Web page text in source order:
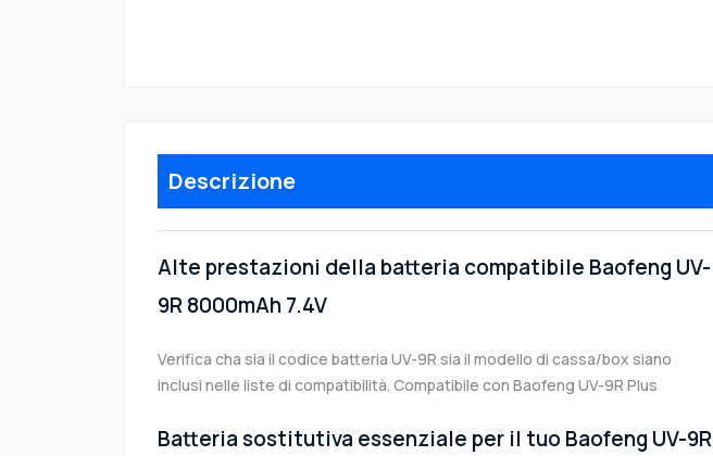
Descrizione
Alte prestazioni della batteria compatibile Baofeng UV-
9R 8000mAh 7.4V
Verifica cha sia il codice batteria UV-9R sia il modello di cassa/box siano
inclusi nelle liste di compatibilità. Compatibile con Baofeng UV-9R Plus
Batteria sostitutiva essenziale per il tuo Baofeng UV-9R